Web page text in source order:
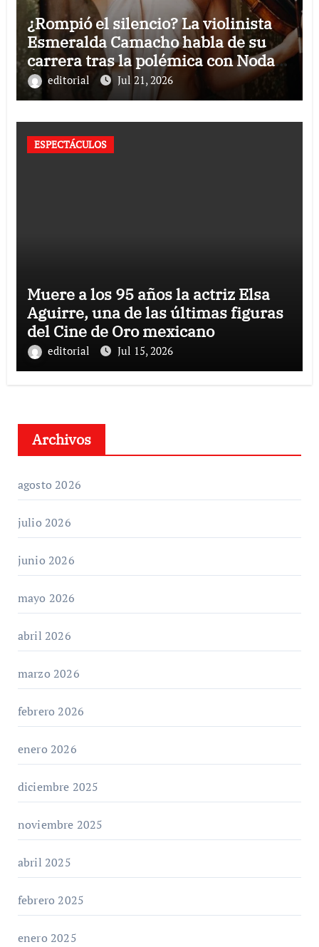
¿Rompió el silencio? La violinista
Esmeralda Camacho habla de su
carrera tras la polémica con Nodal y
Ángela Aguilar
editorial Jul 21, 2026
ESPECTÁCULOS
Muere a los 95 años la actriz Elsa
Aguirre, una de las últimas figuras
del Cine de Oro mexicano
editorial Jul 15, 2026
Archivos
agosto 2026
julio 2026
junio 2026
mayo 2026
abril 2026
marzo 2026
febrero 2026
enero 2026
diciembre 2025
noviembre 2025
abril 2025
febrero 2025
enero 2025